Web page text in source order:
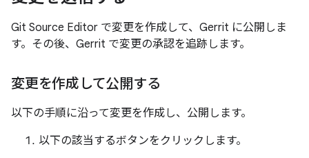
Git Source Editor で変更を作成して、Gerrit に公開しま
す。その後、Gerrit で変更の承認を追跡します。
変更を作成して公開する
以下の手順に沿って変更を作成し、公開します。
以下の該当するボタンをクリックします。